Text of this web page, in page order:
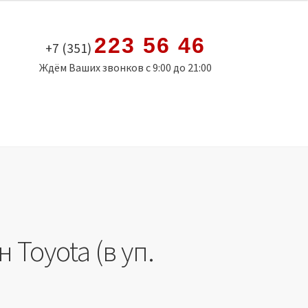
+7 (351) 223 56 46
Ждём Ваших звонков с 9:00 до 21:00
Toyota (в уп.